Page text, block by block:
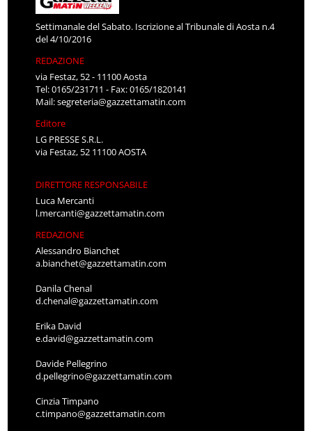
Settimanale del Sabato. Iscrizione al Tribunale di Aosta n.4
del 4/10/2016
REDAZIONE
via Festaz, 52 - 11100 Aosta
Tel: 0165/231711 - Fax: 0165/1820141
Mail:segreteria@gazzettamatin.com
Editore
LG PRESSE S.R.L.
via Festaz, 52 11100 AOSTA
DIRETTORE RESPONSABILE
Luca Mercanti
l.mercanti@gazzettamatin.com
REDAZIONE
Alessandro Bianchet
a.bianchet@gazzettamatin.com
Danila Chenal
d.chenal@gazzettamatin.com
Erika David
e.david@gazzettamatin.com
Davide Pellegrino
d.pellegrino@gazzettamatin.com
Cinzia Timpano
c.timpano@gazzettamatin.com